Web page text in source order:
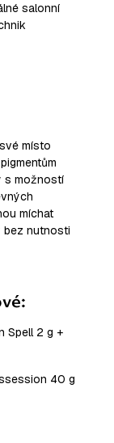
salonní
místo
s možností
míchat
bez nutnosti
Spell 2 g +
40 g